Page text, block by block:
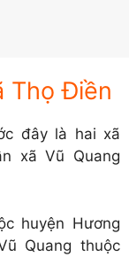
Thọ Điền
đây là hai xã
xã Vũ Quang
huyện Hương
Quang thuộc